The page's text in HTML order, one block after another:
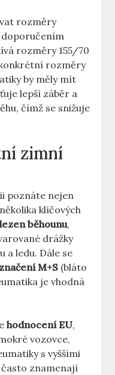
rozměry
rozměry 155/70
rozměry
by měly mít
lepší záběr a
čímž se snižuje
zimní
poznáte nejen
klíčových
běhounu,
drážky
a ledu. Dále se
M+S (bláto
je vhodná
hodnocení EU,
vozovce,
s vyššími
znamenají